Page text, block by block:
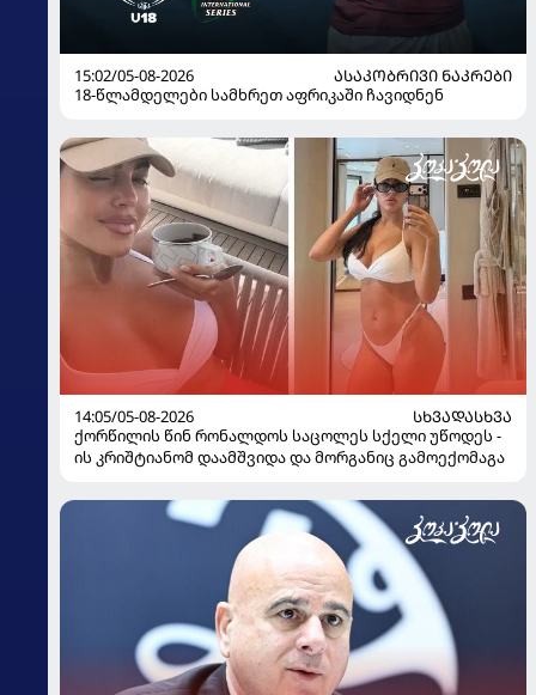
15:02/05-08-2026
ᲐᲡᲐᲙᲝᲑᲠᲘᲕᲘ ᲜᲐᲙᲠᲔᲑᲘ
18-წლამდელები სამხრეთ აფრიკაში ჩავიდნენ
14:05/05-08-2026
ᲡᲮᲕᲐᲓᲐᲡᲮᲕᲐ
ქორწილის წინ რონალდოს საცოლეს სქელი უწოდეს -
ის კრიშტიანომ დაამშვიდა და მორგანიც გამოექომაგა